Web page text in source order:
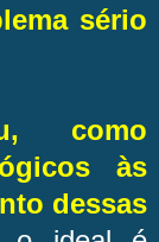
sério
como
às
dessas